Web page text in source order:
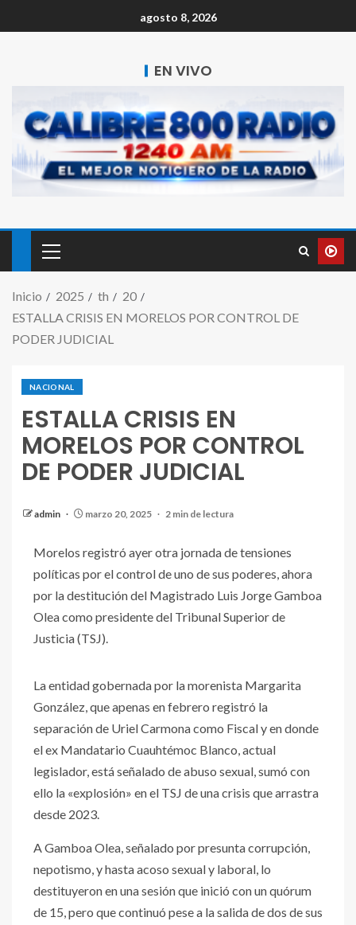
agosto 8, 2026
EN VIVO
Inicio 2025 th
20
ESTALLA CRISIS EN MORELOS POR CONTROL DE
PODER JUDICIAL
NACIONAL
ESTALLA CRISIS EN
MORELOS POR CONTROL
DE PODER JUDICIAL
admin marzo 20, 2025 2 min de lectura
Morelos registró ayer otra jornada de tensiones
políticas por el control de uno de sus poderes, ahora
por la destitución del Magistrado Luis Jorge Gamboa
Olea como presidente del Tribunal Superior de
Justicia (TSJ).
La entidad gobernada por la morenista Margarita
González, que apenas en febrero registró la
separación de Uriel Carmona como Fiscal y en donde
el ex Mandatario Cuauhtémoc Blanco, actual
legislador, está señalado de abuso sexual, sumó con
ello la «explosión» en el TSJ de una crisis que arrastra
desde 2023.
A Gamboa Olea, señalado por presunta corrupción,
nepotismo, y hasta acoso sexual y laboral, lo
destituyeron en una sesión que inició con un quórum
de 15, pero que continuó pese a la salida de dos de sus